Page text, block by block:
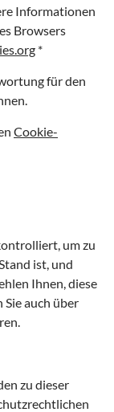
Informationen
Browsers
*
für den
Cookie-
um zu
ist, und
Ihnen, diese
Sie auch über
zu dieser